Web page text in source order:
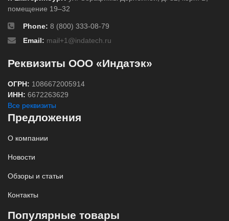
помещение 19–32
Phone: 8 (800) 333-08-79
Email: mail+1@indatech.ru
Реквизиты ООО «Индатэк»
ОГРН: 1086672005914
ИНН: 6672263629
Все реквизиты
Предложения
О компании
Новости
Обзоры и статьи
Контакты
Популярные товары